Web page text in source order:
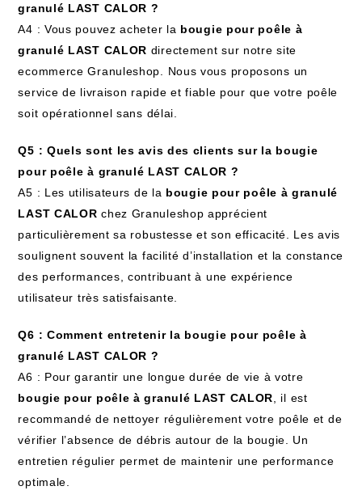
granulé LAST CALOR ?
A4 : Vous pouvez acheter la bougie pour poêle à
granulé LAST CALOR directement sur notre site
ecommerce Granuleshop. Nous vous proposons un
service de livraison rapide et fiable pour que votre poêle
soit opérationnel sans délai.
Q5 : Quels sont les avis des clients sur la bougie
pour poêle à granulé LAST CALOR ?
A5 : Les utilisateurs de la bougie pour poêle à granulé
LAST CALOR chez Granuleshop apprécient
particulièrement sa robustesse et son efficacité. Les avis
soulignent souvent la facilité d’installation et la constance
des performances, contribuant à une expérience
utilisateur très satisfaisante.
Q6 : Comment entretenir la bougie pour poêle à
granulé LAST CALOR ?
A6 : Pour garantir une longue durée de vie à votre
bougie pour poêle à granulé LAST CALOR , il est
recommandé de nettoyer régulièrement votre poêle et de
vérifier l’absence de débris autour de la bougie. Un
entretien régulier permet de maintenir une performance
optimale.